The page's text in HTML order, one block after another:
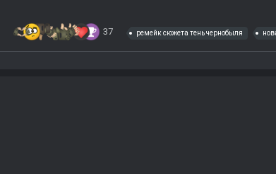
37 ремейк сюжета тень чернобыля